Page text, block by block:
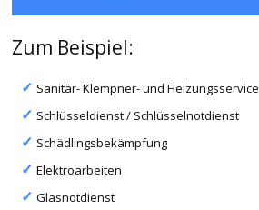
Zum Beispiel:
Sanitär- Klempner- und Heizungsservice
Schlüsseldienst / Schlüsselnotdienst
Schädlingsbekämpfung
Elektroarbeiten
Glasnotdienst